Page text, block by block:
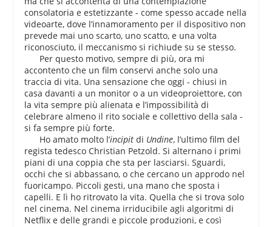
consolatoria e estetizzante - come spesso accade nella
videoarte, dove l’innamoramento per il dispositivo non
prevede mai uno scarto, uno scatto, e una volta
riconosciuto, il meccanismo si richiude su se stesso.
Per questo motivo, sempre di più, ora mi
accontento che un film conservi anche solo una
traccia di vita. Una sensazione che oggi - chiusi in
casa davanti a un monitor o a un videoproiettore, con
la vita sempre più alienata e l’impossibilità di
celebrare almeno il rito sociale e collettivo della sala -
si fa sempre più forte.
Ho amato molto l’incipit di Undine, l’ultimo film del
regista tedesco Christian Petzold. Si alternano i primi
piani di una coppia che sta per lasciarsi. Sguardi,
occhi che si abbassano, o che cercano un approdo nel
fuoricampo. Piccoli gesti, una mano che sposta i
capelli. E lì ho ritrovato la vita. Quella che si trova solo
nel cinema. Nel cinema irriducibile agli algoritmi di
Netflix e delle grandi e piccole produzioni, e così